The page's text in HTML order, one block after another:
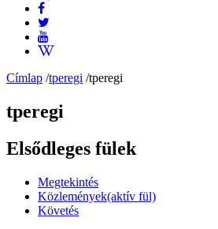
Címlap /tperegi /tperegi
tperegi
Elsődleges fülek
Megtekintés
Közlemények(aktív fül)
Követés